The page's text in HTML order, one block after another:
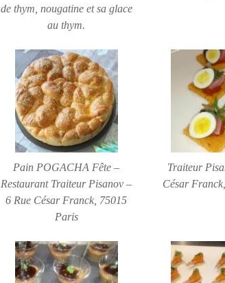
de thym, nougatine et sa glace
au thym.
Pain POGACHA Fête –
Restaurant Traiteur Pisanov –
6 Rue César Franck, 75015
Paris
Traiteur
César